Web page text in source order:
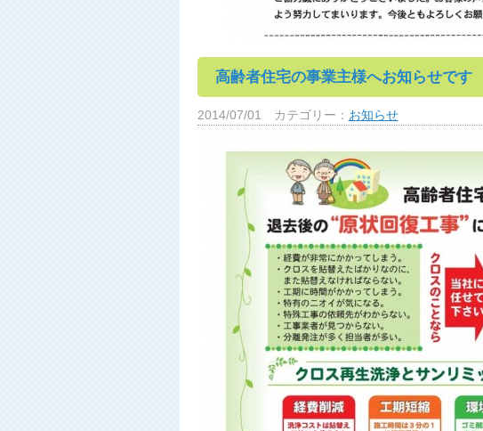
高齢者住宅の事業主様へお知らせです
2014/07/01 カテゴリー： お知らせ